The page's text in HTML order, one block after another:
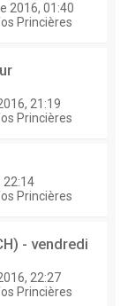
2016, 01:40
Princières
21:19
Princières
22:14
Princières
- vendredi
22:27
Princières